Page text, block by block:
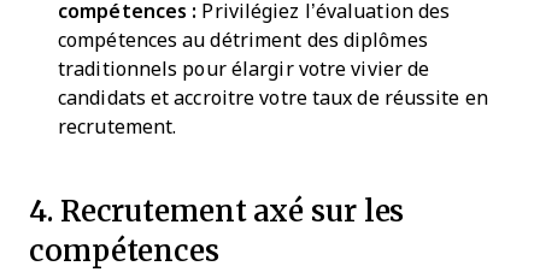
compétences : Privilégiez l’évaluation des
compétences au détriment des diplômes
traditionnels pour élargir votre vivier de
candidats et accroitre votre taux de réussite en
recrutement.
4. Recrutement axé sur les
compétences